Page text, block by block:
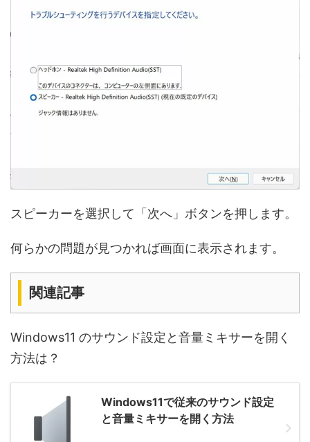
スピーカーを選択して「次へ」ボタンを押します。
何らかの問題が見つかれば画面に表示されます。
関連記事
Windows11 のサウンド設定と音量ミキサーを開く
方法は？
Windows11で従来のサウンド設定
と音量ミキサーを開く方法